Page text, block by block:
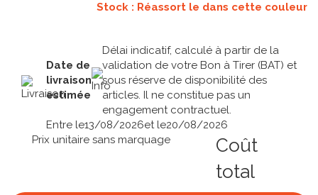
Stock : Réassort le dans cette couleur
Date de
livraison
estimée
Délai indicatif, calculé à partir de la
validation de votre Bon à Tirer (BAT) et
sous réserve de disponibilité des
articles. Il ne constitue pas un
engagement contractuel.
Entre le13/08/2026et le20/08/2026
Prix unitaire sans marquage
Coût
total